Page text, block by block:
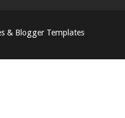
& Blogger Templates